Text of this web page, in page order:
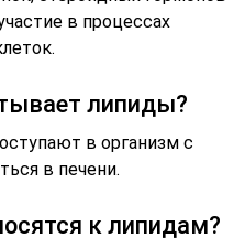
в процессах
липиды?
в организм с
в печени.
к липидам?